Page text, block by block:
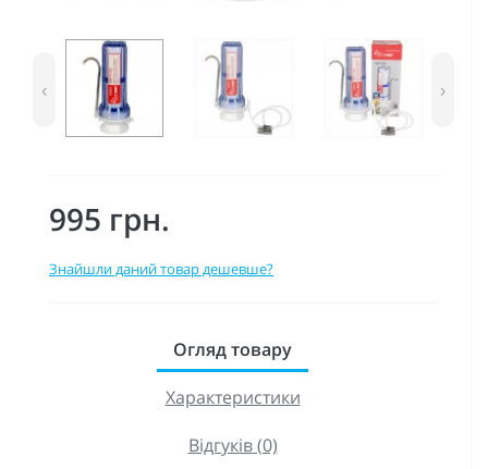
‹ ›
995 грн.
Знайшли даний товар дешевше?
Огляд товару
Характеристики
Відгуків (0)